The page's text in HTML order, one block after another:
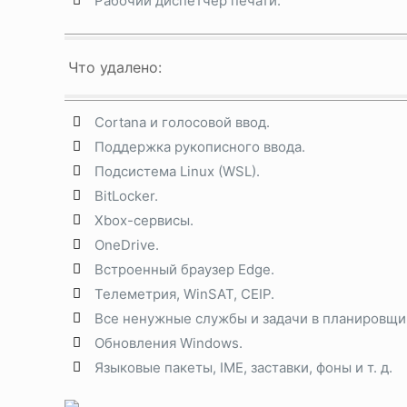
Что удалено:
Cortana и голосовой ввод.
Поддержка рукописного ввода.
Подсистема Linux (WSL).
BitLocker.
Xbox-сервисы.
OneDrive.
Встроенный браузер Edge.
Телеметрия, WinSAT, CEIP.
Все ненужные службы и задачи в
Обновления Windows.
Языковые пакеты, IME, заставки, фоны и т. д.